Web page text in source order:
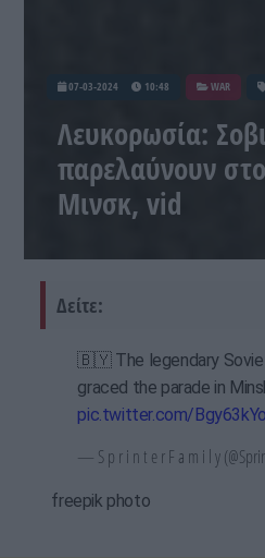
07-03-2024 10:48 WAR
Λευκορωσία:
παρελαύνουν
Μινσκ, vid
Δείτε:
🇧🇾 The legendary
graced the parade in
pic.twitter.com/
— S p r i n t e r F a m i l y
freepik photo